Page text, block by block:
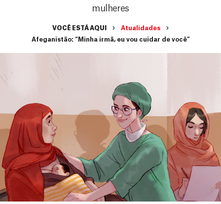
mulheres
VOCÊ ESTÁ AQUI
Atualidades
Afeganistão: “Minha irmã, eu vou cuidar de você”